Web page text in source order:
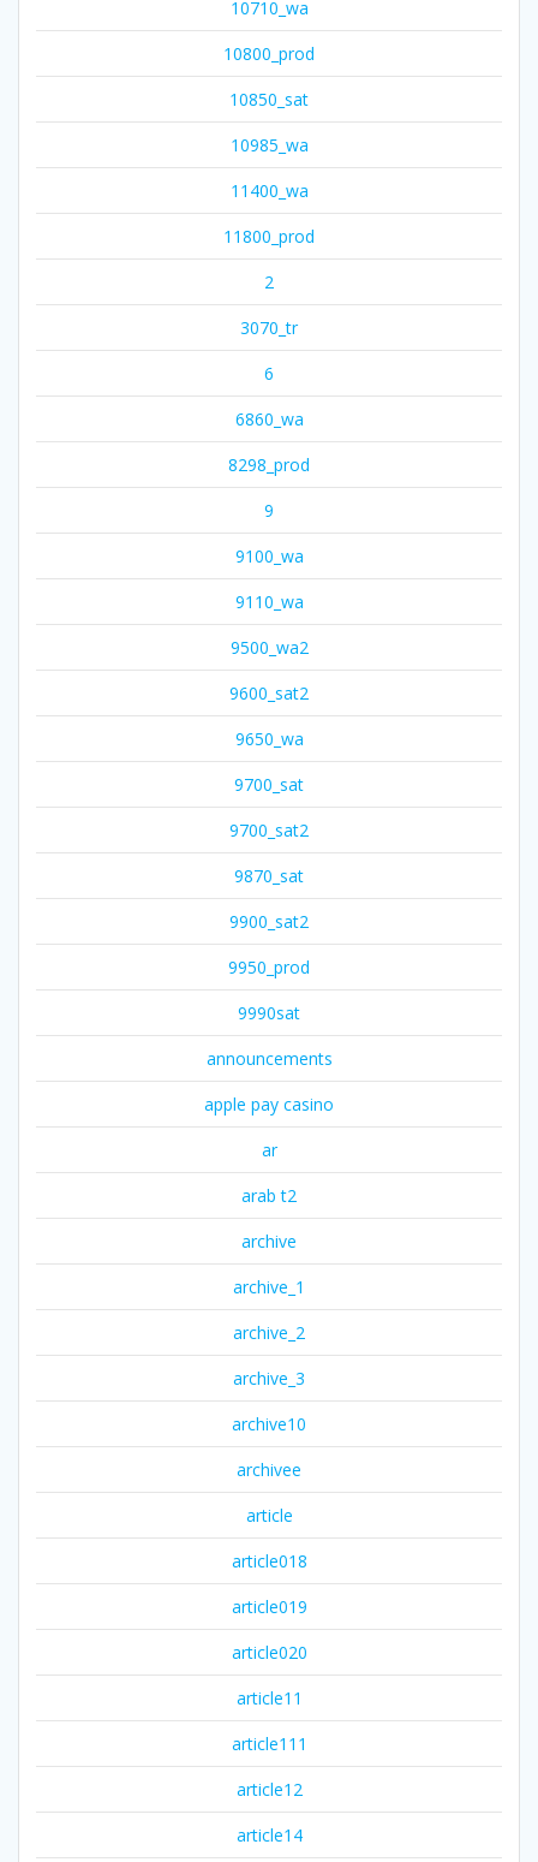
10710_wa
10800_prod
10850_sat
10985_wa
11400_wa
11800_prod
2
3070_tr
6
6860_wa
8298_prod
9
9100_wa
9110_wa
9500_wa2
9600_sat2
9650_wa
9700_sat
9700_sat2
9870_sat
9900_sat2
9950_prod
9990sat
announcements
apple pay casino
ar
arab t2
archive
archive_1
archive_2
archive_3
archive10
archivee
article
article018
article019
article020
article11
article111
article12
article14